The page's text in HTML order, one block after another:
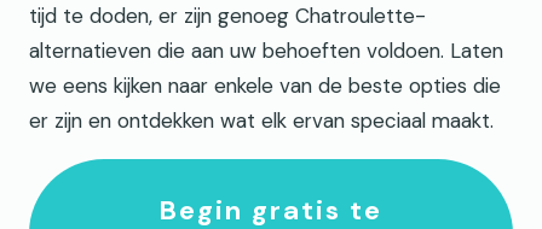
tijd te doden, er zijn genoeg Chatroulette-
alternatieven die aan uw behoeften voldoen. Laten
we eens kijken naar enkele van de beste opties die
er zijn en ontdekken wat elk ervan speciaal maakt.
Begin gratis te